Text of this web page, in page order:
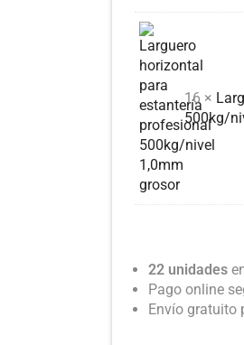
16 ×
500kg/
22 unidades
Pago online
Envío gratuito